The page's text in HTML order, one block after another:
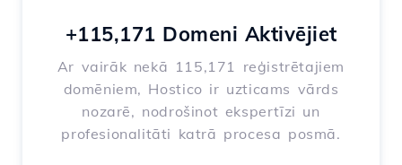
+115,171 Domeni Aktivējiet
Ar vairāk nekā 115,171 reģistrētajiem
domēniem, Hostico ir uzticams vārds
nozarē, nodrošinot ekspertīzi un
profesionalitāti katrā procesa posmā.